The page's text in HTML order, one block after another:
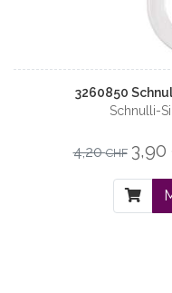
3260850
Schnulli-
4,20CHF 3,90